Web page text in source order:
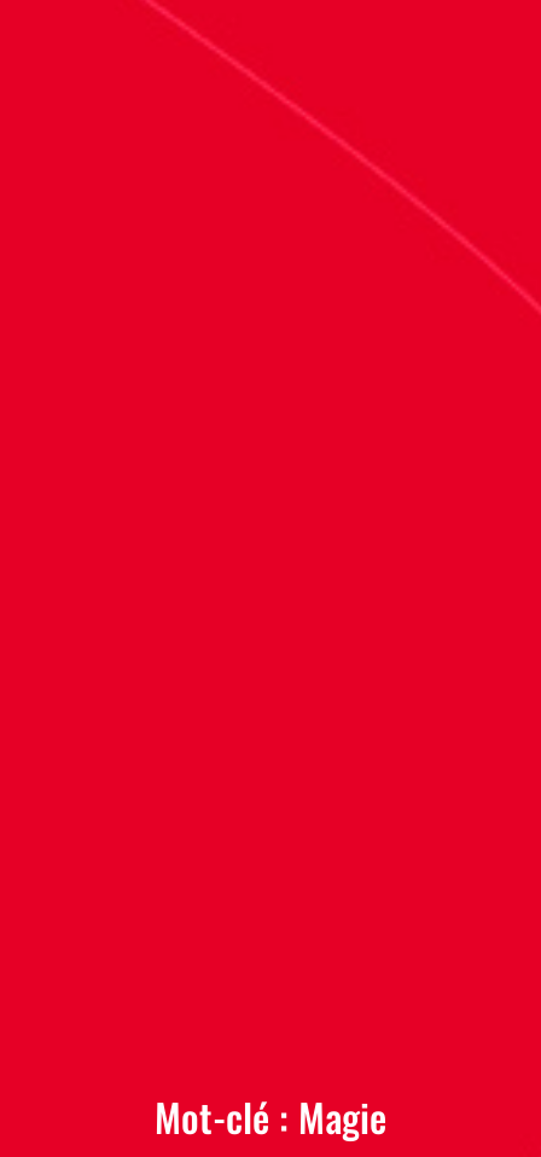
Mot-clé : Magie